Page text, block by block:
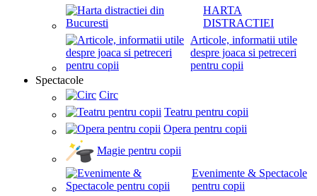
HARTA
DISTRACTIEI
Articole, informatii utile
despre joaca si petreceri
pentru copii
Spectacole
Circ
Teatru pentru copii
Opera pentru copii
Magie pentru copii
Evenimente & Spectacole
pentru copii